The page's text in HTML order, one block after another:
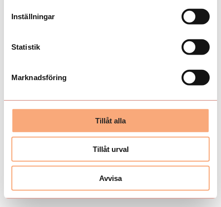
Inställningar
Statistik
Marknadsföring
Tillåt alla
Tillåt urval
Avvisa